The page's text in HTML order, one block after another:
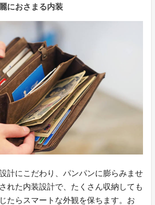
におさまる内装
計にこだわり、パンパンに膨らみませ
れた内装設計で、たくさん収納しても
たらスマートな外観を保ちます。お